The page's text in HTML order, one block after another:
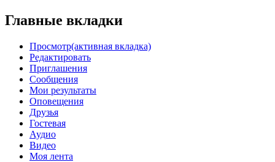
Главные вкладки
Просмотр(активная вкладка)
Редактировать
Приглашения
Сообщения
Мои результаты
Оповещения
Друзья
Гостевая
Аудио
Видео
Моя лента